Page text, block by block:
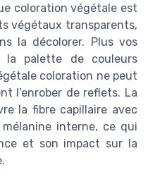
coloration végétale est
végétaux transparents,
la décolorer. Plus vos
la palette de couleurs
coloration ne peut
l’enrober de reflets. La
la fibre capillaire avec
interne, ce qui
et son impact sur la